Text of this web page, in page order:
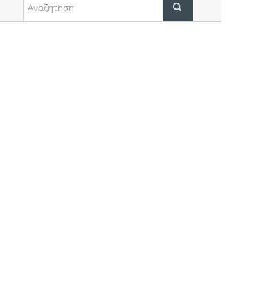
Αυγουστιάτικο ξεφάντωμα στους
Δεκαπενταύγουστο